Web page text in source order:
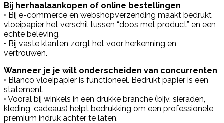
Bij herhaalaankopen of online bestellingen
• Bij e-commerce en webshopverzending maakt bedrukt
vloeipapier het verschil tussen “doos met product” en een
echte beleving.
• Bij vaste klanten zorgt het voor herkenning en
vertrouwen.
Wanneer je je wilt onderscheiden van concurrenten
• Blanco vloeipapier is functioneel. Bedrukt papier is een
statement.
• Vooral bij winkels in een drukke branche (bijv. sieraden,
kleding, cadeaus) helpt bedrukking om een professionele,
premium indruk achter te laten.